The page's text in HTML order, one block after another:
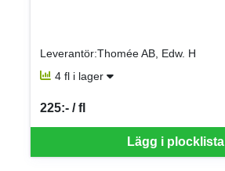
Leverantör:Thomée AB, Edw. H
4 fl i lager
Lägg i plocklista
225:- / fl
SEK per FL